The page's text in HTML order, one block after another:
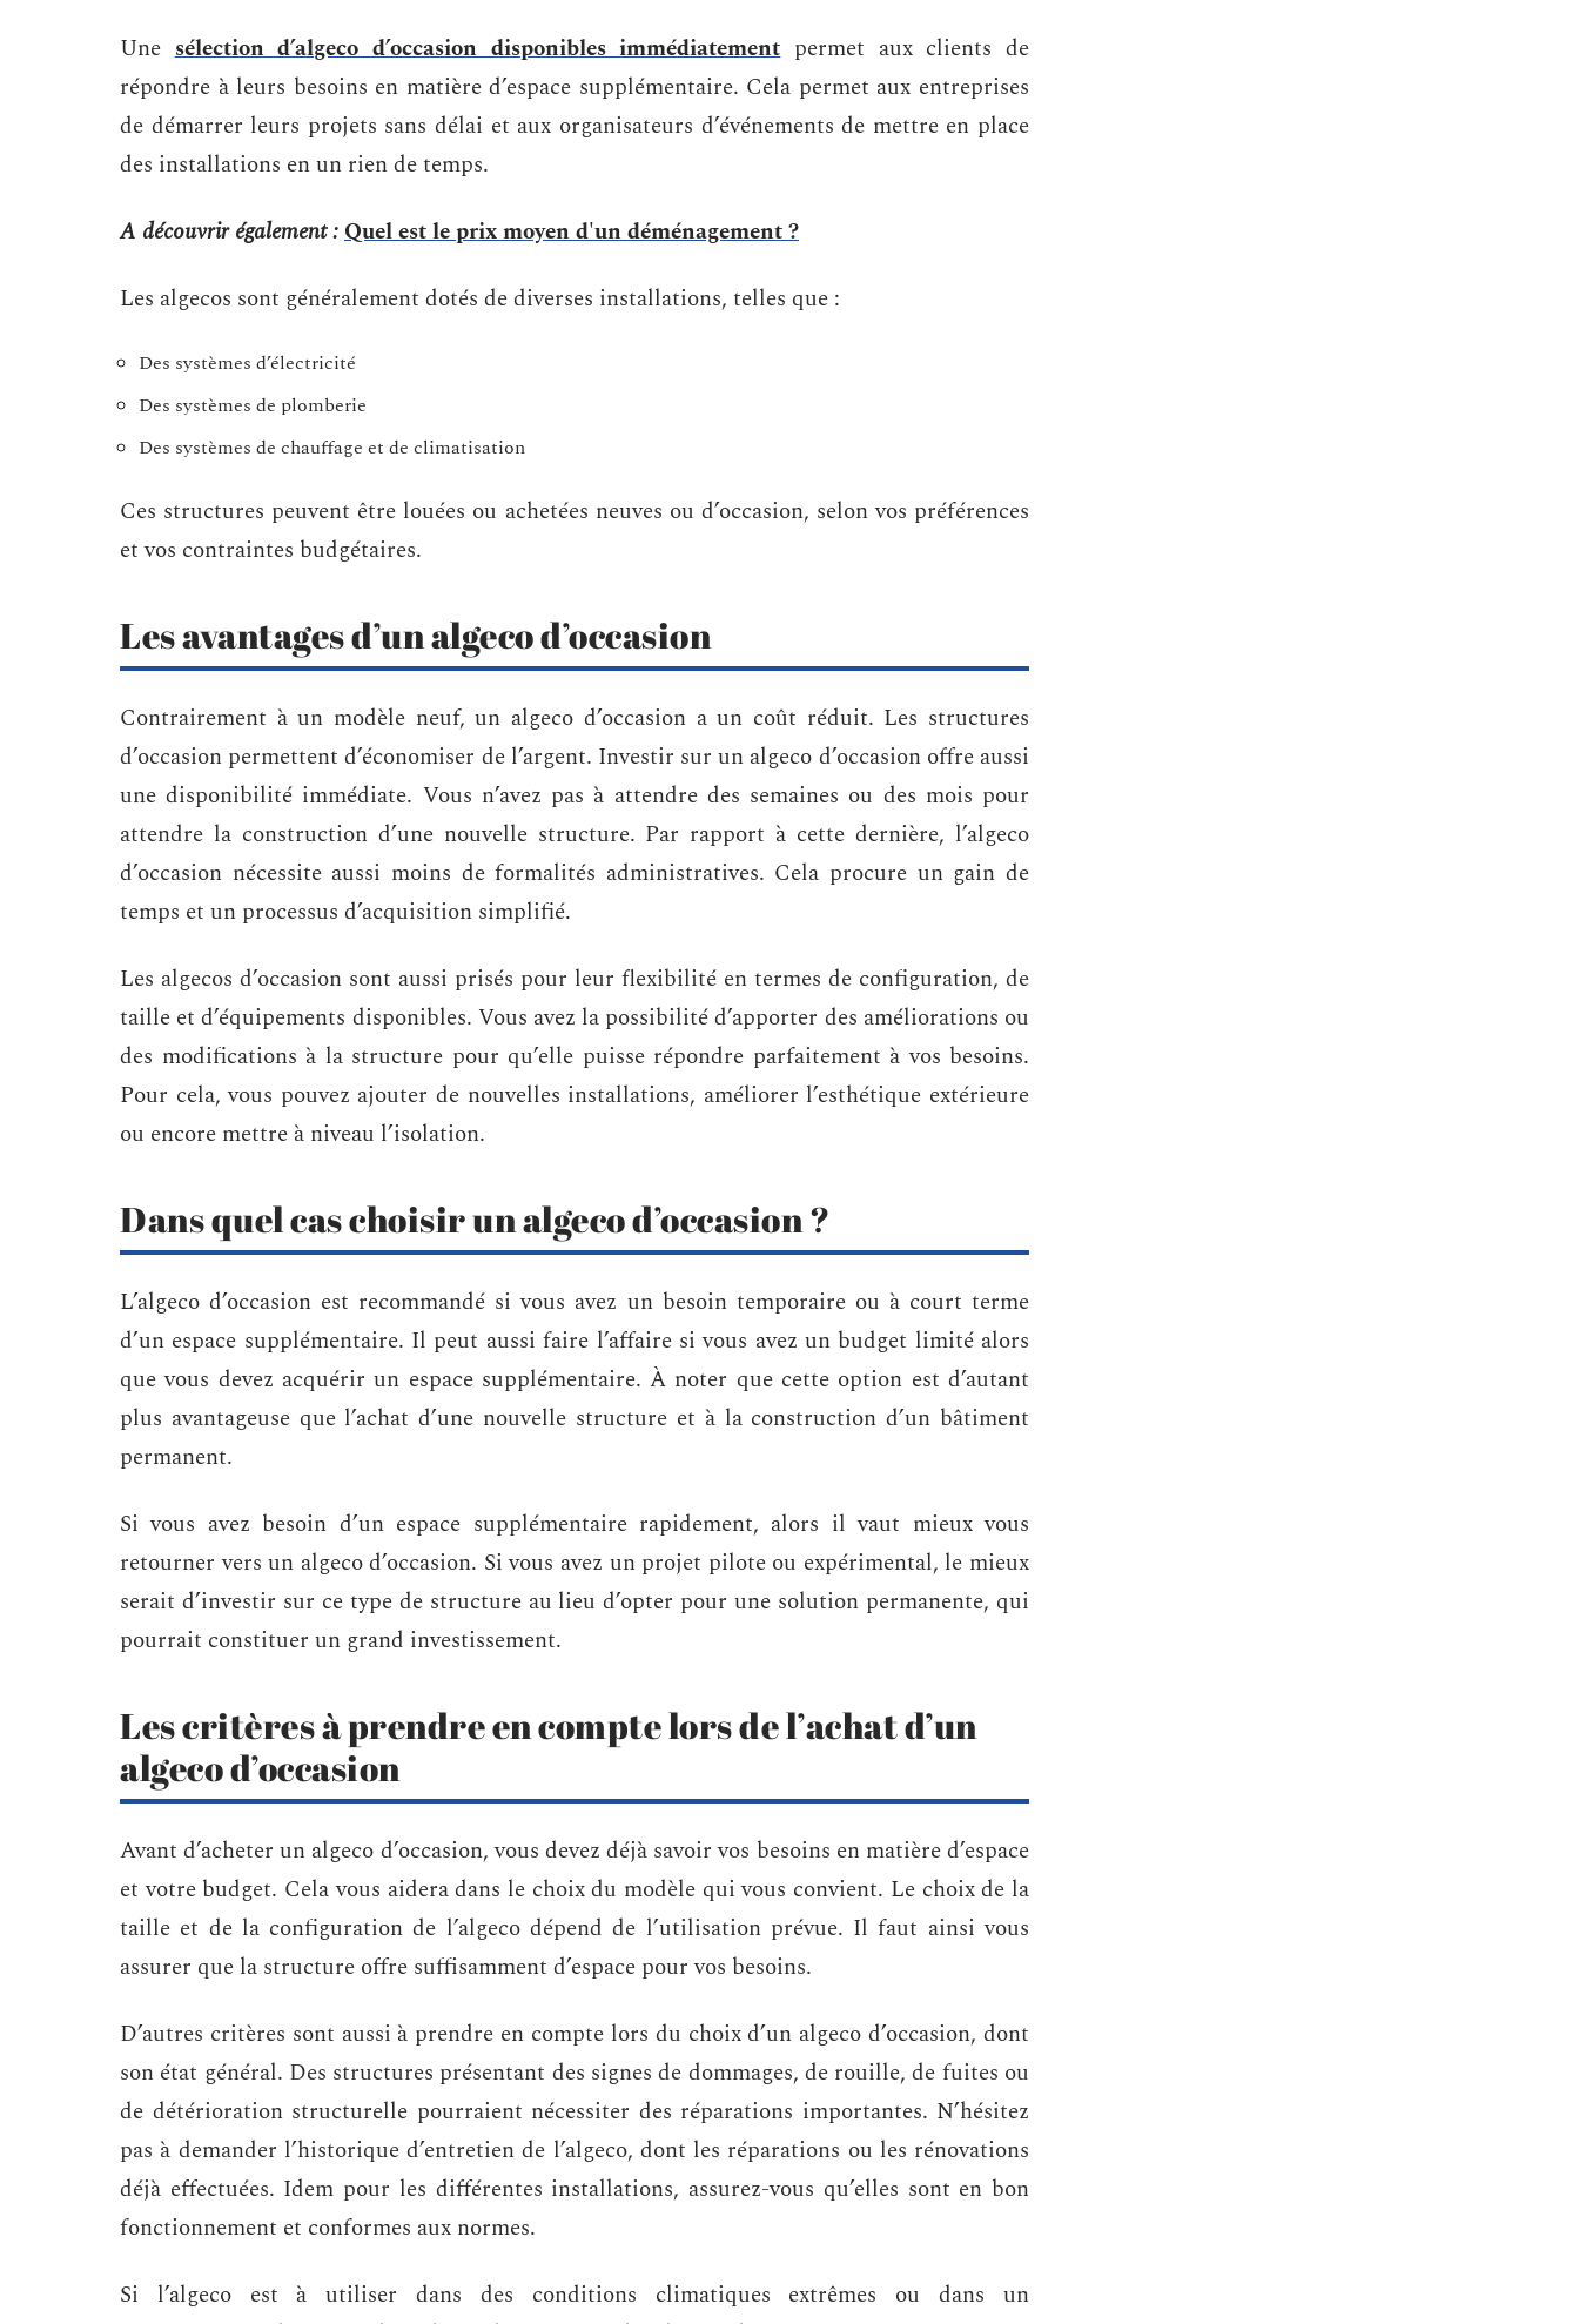
Unesélection d’algeco d’occasion disponibles immédiatementpermet aux clients de
répondre à leurs besoins en matière d’espace supplémentaire. Cela permet aux entreprises
de démarrer leurs projets sans délai et aux organisateurs d’événements de mettre en place
des installations en un rien de temps.
A découvrir également :Quel est le prix moyen d'un déménagement ?
Les algecos sont généralement dotés de diverses installations, telles que :
Des systèmes d’électricité
Des systèmes de plomberie
Des systèmes de chauffage et de climatisation
Ces structures peuvent être louées ou achetées neuves ou d’occasion, selon vos préférences
et vos contraintes budgétaires.
Les avantages d’un algeco d’occasion
Contrairement à un modèle neuf, un algeco d’occasion a un coût réduit. Les structures
d’occasion permettent d’économiser de l’argent. Investir sur un algeco d’occasion offre aussi
une disponibilité immédiate. Vous n’avez pas à attendre des semaines ou des mois pour
attendre la construction d’une nouvelle structure. Par rapport à cette dernière, l’algeco
d’occasion nécessite aussi moins de formalités administratives. Cela procure un gain de
temps et un processus d’acquisition simplifié.
Les algecos d’occasion sont aussi prisés pour leur flexibilité en termes de configuration, de
taille et d’équipements disponibles. Vous avez la possibilité d’apporter des améliorations ou
des modifications à la structure pour qu’elle puisse répondre parfaitement à vos besoins.
Pour cela, vous pouvez ajouter de nouvelles installations, améliorer l’esthétique extérieure
ou encore mettre à niveau l’isolation.
Dans quel cas choisir un algeco d’occasion ?
L’algeco d’occasion est recommandé si vous avez un besoin temporaire ou à court terme
d’un espace supplémentaire. Il peut aussi faire l’affaire si vous avez un budget limité alors
que vous devez acquérir un espace supplémentaire. À noter que cette option est d’autant
plus avantageuse que l’achat d’une nouvelle structure et à la construction d’un bâtiment
permanent.
Si vous avez besoin d’un espace supplémentaire rapidement, alors il vaut mieux vous
retourner vers un algeco d’occasion. Si vous avez un projet pilote ou expérimental, le mieux
serait d’investir sur ce type de structure au lieu d’opter pour une solution permanente, qui
pourrait constituer un grand investissement.
Les critères à prendre en compte lors de l’achat d’un
algeco d’occasion
Avant d’acheter un algeco d’occasion, vous devez déjà savoir vos besoins en matière d’espace
et votre budget. Cela vous aidera dans le choix du modèle qui vous convient. Le choix de la
taille et de la configuration de l’algeco dépend de l’utilisation prévue. Il faut ainsi vous
assurer que la structure offre suffisamment d’espace pour vos besoins.
D’autres critères sont aussi à prendre en compte lors du choix d’un algeco d’occasion, dont
son état général. Des structures présentant des signes de dommages, de rouille, de fuites ou
de détérioration structurelle pourraient nécessiter des réparations importantes. N’hésitez
pas à demander l’historique d’entretien de l’algeco, dont les réparations ou les rénovations
déjà effectuées. Idem pour les différentes installations, assurez-vous qu’elles sont en bon
fonctionnement et conformes aux normes.
Si l’algeco est à utiliser dans des conditions climatiques extrêmes ou dans un